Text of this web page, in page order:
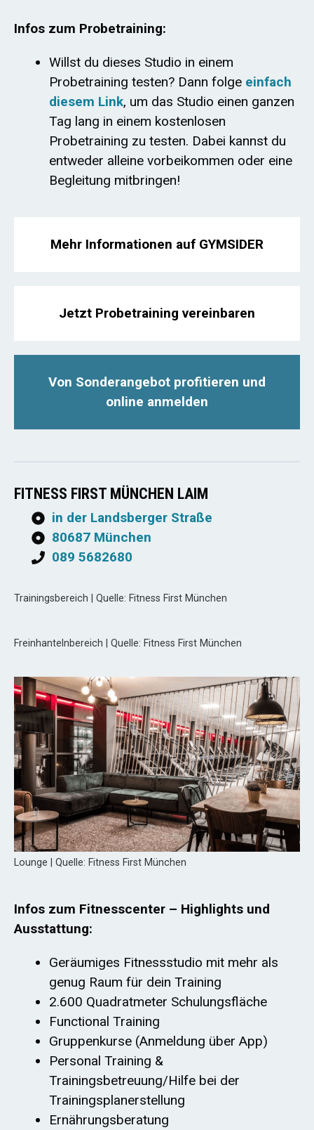
Infos zum Probetraining:
Willst du dieses Studio in einem
Probetraining testen? Dann folge einfach
diesem Link, um das Studio einen ganzen
Tag lang in einem kostenlosen
Probetraining zu testen. Dabei kannst du
entweder alleine vorbeikommen oder eine
Begleitung mitbringen!
Mehr Informationen auf GYMSIDER
Jetzt Probetraining vereinbaren
Von Sonderangebot profitieren und
online anmelden
FITNESS FIRST MÜNCHEN LAIM
in der Landsberger Straße
80687 München
089 5682680
Trainingsbereich | Quelle: Fitness First München
Freinhantelnbereich | Quelle: Fitness First München
Lounge | Quelle: Fitness First München
Infos zum Fitnesscenter – Highlights und
Ausstattung:
Geräumiges Fitnessstudio mit mehr als
genug Raum für dein Training
2.600 Quadratmeter Schulungsfläche
Functional Training
Gruppenkurse (Anmeldung über App)
Personal Training &
Trainingsbetreuung/Hilfe bei der
Trainingsplanerstellung
Ernährungsberatung